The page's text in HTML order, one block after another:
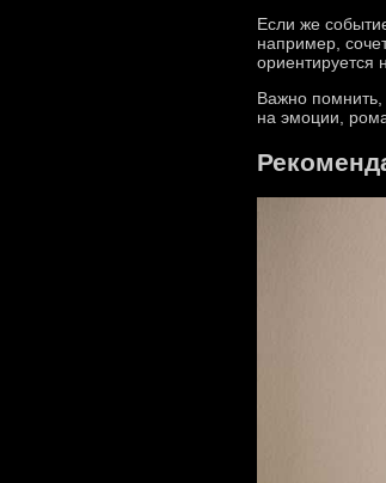
Если же
например,
ориентируется
Важно помнить,
на эмоции,